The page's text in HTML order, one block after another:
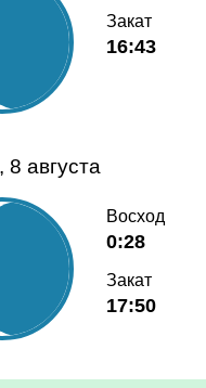
Закат
16:43
8 августа
Восход
0:28
Закат
17:50